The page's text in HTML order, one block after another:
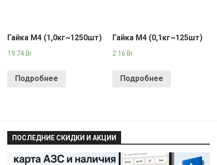
Гайка М4 (1,0кг~1250шт)
19.74 Br
Подробнее
Гайка М4 (0,1кг~125шт)
2.16 Br
Подробнее
ПОСЛЕДНИЕ СКИДКИ И АКЦИИ